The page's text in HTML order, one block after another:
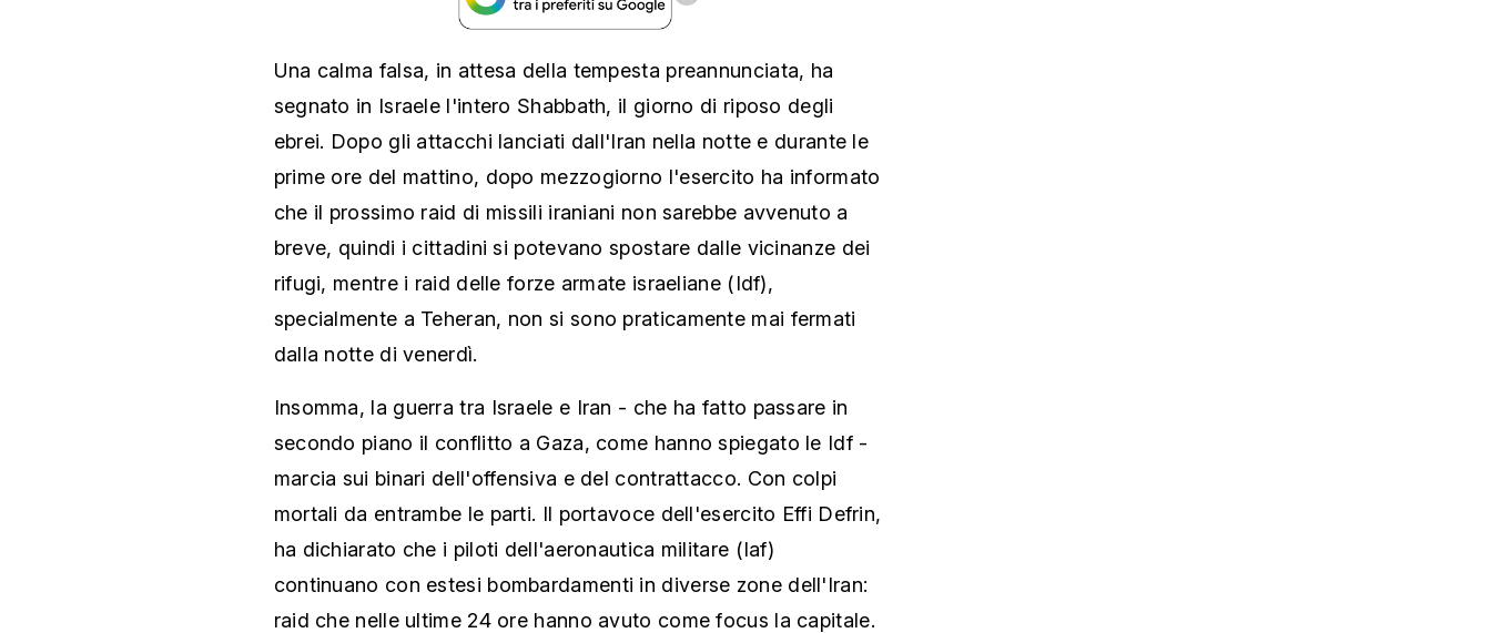
Una calma falsa, in attesa della tempesta preannunciata, ha
segnato in Israele l'intero Shabbath, il giorno di riposo degli
ebrei. Dopo gli attacchi lanciati dall'Iran nella notte e durante le
prime ore del mattino, dopo mezzogiorno l'esercito ha informato
che il prossimo raid di missili iraniani non sarebbe avvenuto a
breve, quindi i cittadini si potevano spostare dalle vicinanze dei
rifugi, mentre i raid delle forze armate israeliane (Idf),
specialmente a Teheran, non si sono praticamente mai fermati
dalla notte di venerdì.
Insomma, la guerra tra Israele e Iran - che ha fatto passare in
secondo piano il conflitto a Gaza, come hanno spiegato le Idf -
marcia sui binari dell'offensiva e del contrattacco. Con colpi
mortali da entrambe le parti. Il portavoce dell'esercito Effi Defrin,
ha dichiarato che i piloti dell'aeronautica militare (Iaf)
continuano con estesi bombardamenti in diverse zone dell'Iran:
raid che nelle ultime 24 ore hanno avuto come focus la capitale.